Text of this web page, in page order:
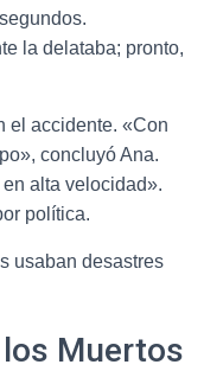
la delataba; pronto,
el accidente. «Con
concluyó Ana.
alta velocidad».
política.
usaban desastres
los Muertos